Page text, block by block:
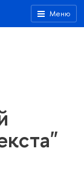
Меню